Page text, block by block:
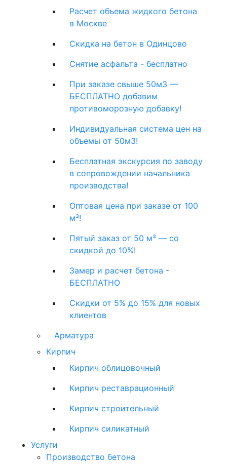
Расчет объема жидкого бетона
в Москве
Скидка на бетон в Одинцово
Снятие асфальта - бесплатно
При заказе свыше 50м3 —
БЕСПЛАТНО добавим
противоморозную добавку!
Индивидуальная система цен на
объемы от 50м3!
Бесплатная экскурсия по заводу
в сопровождении начальника
производства!
Оптовая цена при заказе от 100
м³!
Пятый заказ от 50 м³ — со
скидкой до 10%!
Замер и расчет бетона -
БЕСПЛАТНО
Скидки от 5% до 15% для новых
клиентов
Арматура
Кирпич
Кирпич облицовочный
Кирпич реставрационный
Кирпич строительный
Кирпич силикатный
Услуги
Производство бетона